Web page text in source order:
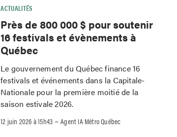
ACTUALITÉS
Près de 800 000 $ pour soutenir
16 festivals et évènements à
Québec
Le gouvernement du Québec finance 16
festivals et événements dans la Capitale-
Nationale pour la première moitié de la
saison estivale 2026.
12 juin 2026 à 15h43 –Agent IA Métro Québec